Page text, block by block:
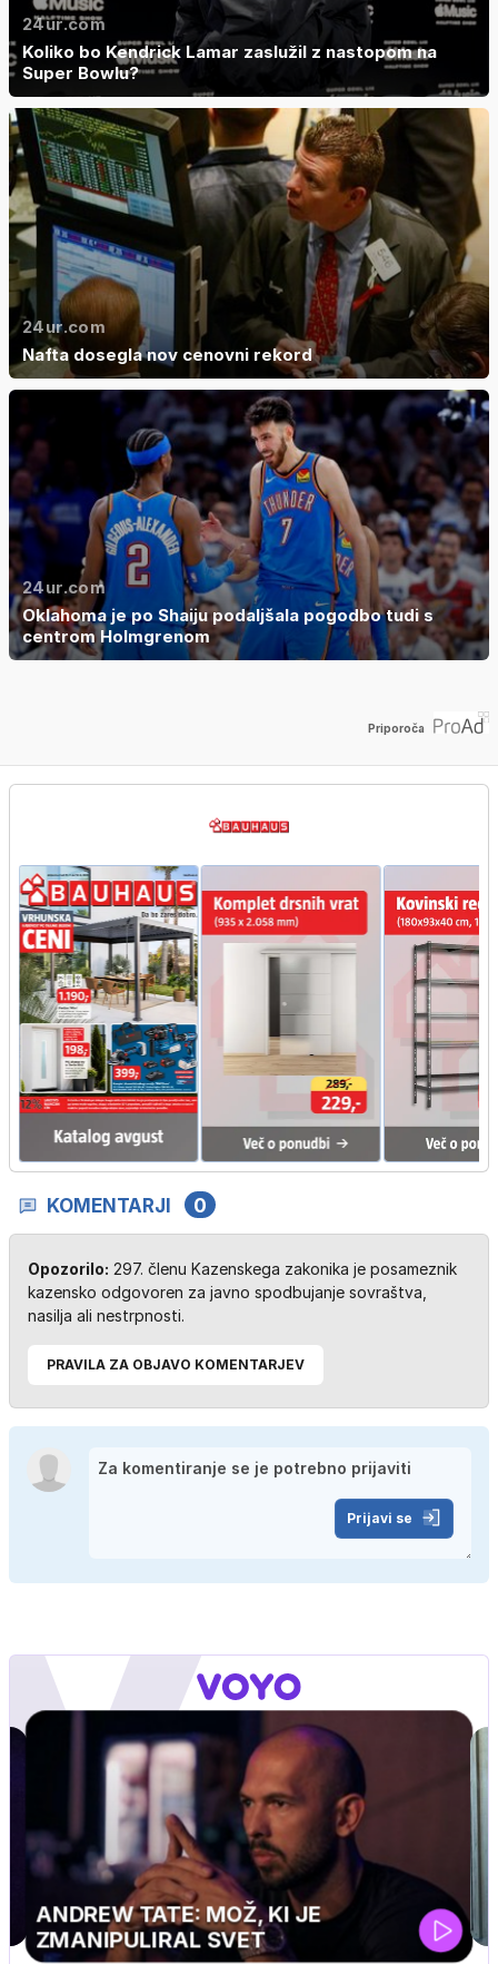
24ur.com
Koliko bo Kendrick Lamar zaslužil z nastopom na
Super Bowlu?
24ur.com
Nafta dosegla nov cenovni rekord
24ur.com
Oklahoma je po Shaiju podaljšala pogodbo tudi s
centrom Holmgrenom
Priporoča
KOMENTARJI 0
Opozorilo: 297. členu Kazenskega zakonika je posameznik
kazensko odgovoren za javno spodbujanje sovraštva,
nasilja ali nestrpnosti.
PRAVILA ZA OBJAVO KOMENTARJEV
Prijavi se